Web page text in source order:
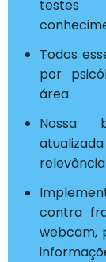
testes
Todos
por
área.
Nossa
contra
webcam,